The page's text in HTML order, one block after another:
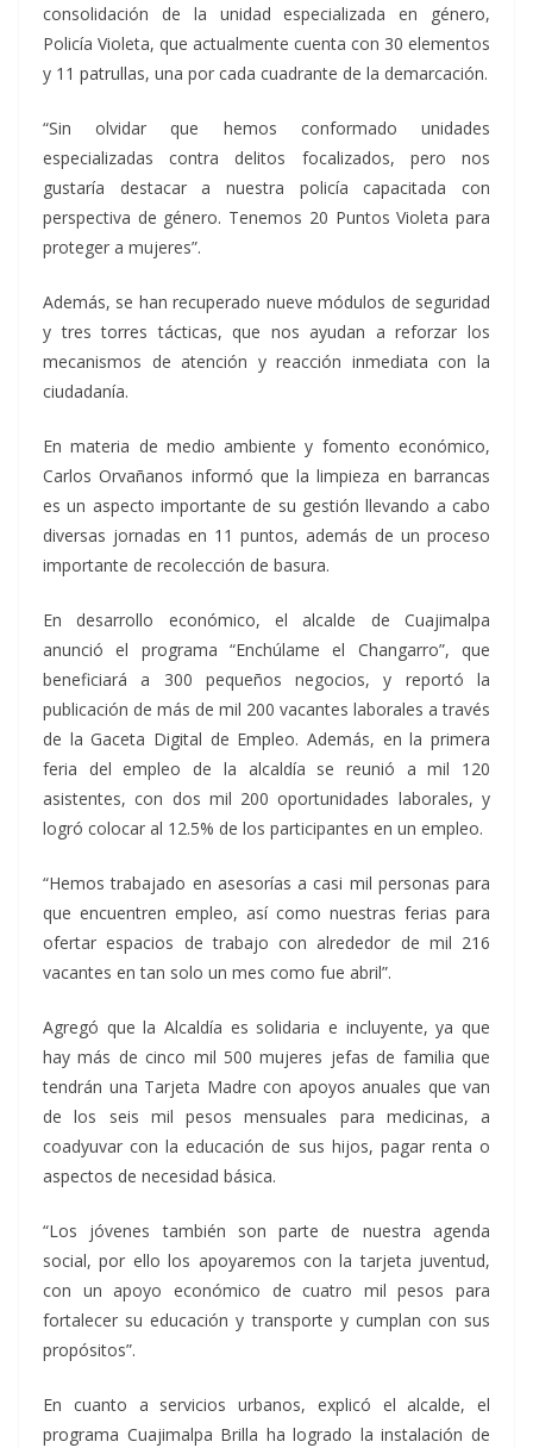
consolidación de la unidad especializada en género,
Policía Violeta, que actualmente cuenta con 30 elementos
y 11 patrullas, una por cada cuadrante de la demarcación.
“Sin olvidar que hemos conformado unidades
especializadas contra delitos focalizados, pero nos
gustaría destacar a nuestra policía capacitada con
perspectiva de género. Tenemos 20 Puntos Violeta para
proteger a mujeres”.
Además, se han recuperado nueve módulos de seguridad
y tres torres tácticas, que nos ayudan a reforzar los
mecanismos de atención y reacción inmediata con la
ciudadanía.
En materia de medio ambiente y fomento económico,
Carlos Orvañanos informó que la limpieza en barrancas
es un aspecto importante de su gestión llevando a cabo
diversas jornadas en 11 puntos, además de un proceso
importante de recolección de basura.
En desarrollo económico, el alcalde de Cuajimalpa
anunció el programa “Enchúlame el Changarro”, que
beneficiará a 300 pequeños negocios, y reportó la
publicación de más de mil 200 vacantes laborales a través
de la Gaceta Digital de Empleo. Además, en la primera
feria del empleo de la alcaldía se reunió a mil 120
asistentes, con dos mil 200 oportunidades laborales, y
logró colocar al 12.5% de los participantes en un empleo.
“Hemos trabajado en asesorías a casi mil personas para
que encuentren empleo, así como nuestras ferias para
ofertar espacios de trabajo con alrededor de mil 216
vacantes en tan solo un mes como fue abril”.
Agregó que la Alcaldía es solidaria e incluyente, ya que
hay más de cinco mil 500 mujeres jefas de familia que
tendrán una Tarjeta Madre con apoyos anuales que van
de los seis mil pesos mensuales para medicinas, a
coadyuvar con la educación de sus hijos, pagar renta o
aspectos de necesidad básica.
“Los jóvenes también son parte de nuestra agenda
social, por ello los apoyaremos con la tarjeta juventud,
con un apoyo económico de cuatro mil pesos para
fortalecer su educación y transporte y cumplan con sus
propósitos”.
En cuanto a servicios urbanos, explicó el alcalde, el
programa Cuajimalpa Brilla ha logrado la instalación de